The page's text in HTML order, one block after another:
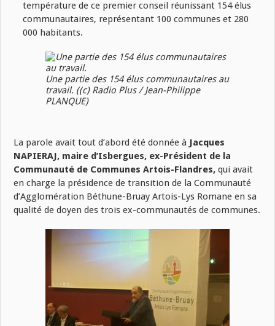
température de ce premier conseil réunissant 154 élus
communautaires, représentant 100 communes et 280
000 habitants.
Une partie des 154 élus communautaires au
travail. ((c) Radio Plus / Jean-Philippe
PLANQUE)
La parole avait tout d’abord été donnée à Jacques
NAPIERAJ, maire d’Isbergues, ex-Président de la
Communauté de Communes Artois-Flandres, qui avait
en charge la présidence de transition de la Communauté
d’Agglomération Béthune-Bruay Artois-Lys Romane en sa
qualité de doyen des trois ex-communautés de communes.